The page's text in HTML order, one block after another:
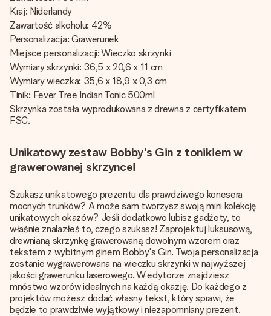
Kraj: Niderlandy
Zawartość alkoholu: 42%
Personalizacja: Grawerunek
Miejsce personalizacji: Wieczko skrzynki
Wymiary skrzynki: 36,5 x 20,6 x 11 cm
Wymiary wieczka: 35,6 x 18,9 x 0,3 cm
Tinik: Fever Tree Indian Tonic 500ml
Skrzynka została wyprodukowana z drewna z certyfikatem
FSC.
Unikatowy zestaw Bobby's Gin z tonikiem w
grawerowanej skrzynce!
Szukasz unikatowego prezentu dla prawdziwego konesera
mocnych trunków? A może sam tworzysz swoją mini kolekcję
unikatowych okazów? Jeśli dodatkowo lubisz gadżety, to
właśnie znalazłeś to, czego szukasz! Zaprojektuj luksusową,
drewnianą skrzynkę grawerowaną dowolnym wzorem oraz
tekstem z wybitnym ginem Bobby's Gin. Twoja personalizacja
zostanie wygrawerowana na wieczku skrzynki w najwyższej
jakości grawerunku laserowego. W edytorze znajdziesz
mnóstwo wzorów idealnych na każdą okazję. Do każdego z
projektów możesz dodać własny tekst, który sprawi, że
będzie to prawdziwie wyjątkowy i niezapomniany prezent.